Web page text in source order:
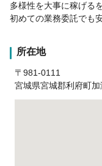
多様性を大事に稼げる
初めての業務委託でも
所在地
〒981-0111
宮城県宮城郡利府町